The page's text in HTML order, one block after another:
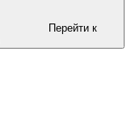
Перейти к